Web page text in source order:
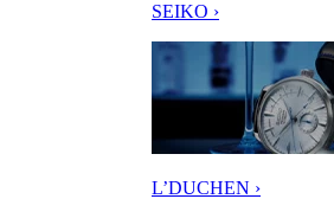
SEIKO ›
L’DUCHEN ›